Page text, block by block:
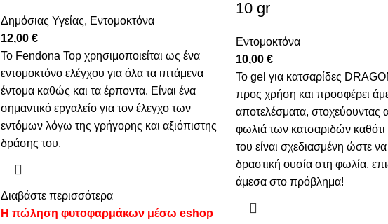
Δημόσιας Υγείας, Εντομοκτόνα
12,00 €
Το Fendona Top χρησιμοποιείται ως ένα
εντομοκτόνο ελέγχου για όλα τα ιπτάμενα
έντομα καθώς και τα έρποντα. Είναι ένα
σημαντικό εργαλείο για τον έλεγχο των
εντόμων λόγω της γρήγορης και αξιόπιστης
δράσης του.
Διαβάστε περισσότερα
Η πώληση φυτοφαρμάκων μέσω eshop
10 gr
Εντομοκτόνα
10,00 €
Το gel για κατσαρίδες
προς χρήση και προσφέρει
αποτελέσματα, στοχεύουντας
φωλιά των κατσαριδών
του είναι σχεδιασμένη ώστε να
δραστική ουσία στη φωλία,
άμεσα στο πρόβλημα!